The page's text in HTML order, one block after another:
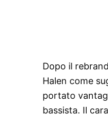
Dopo il
Halen come
portato
bassista. Il